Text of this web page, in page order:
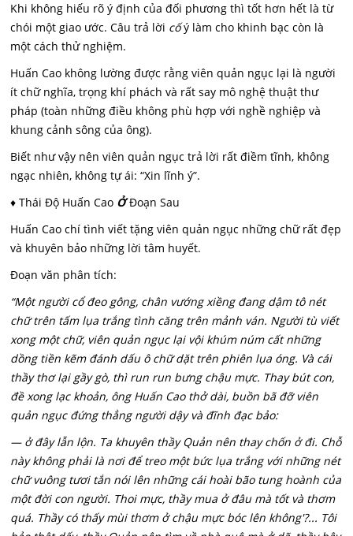
Khi không hiếu rõ ý định của đối phương thì tốt hơn hết là từ
chói một giao ước. Câu trả lời cốý làm cho khinh bạc còn là
một cách thử nghiệm.
Huấn Cao không lường được rằng viên quản ngục lại là người
ít chữ nghĩa, trọng khí phách và rất say mô nghệ thuật thư
pháp (toàn những điều không phù hợp với nghề nghiệp và
khung cảnh sông của ông).
Biết như vậy nên viên quản ngục trả lời rất điềm tĩnh, không
ngạc nhiên, không tự ái: “Xin lĩnh ý”.
♦ Thái Độ Huấn Cao ỞĐoạn Sau
Huấn Cao chí tình viết tặng viên quản ngục những chữ rất đẹp
và khuyên bảo những lời tâm huyết.
Đoạn văn phân tích:
“Một người cổ đeo gông, chân vướng xiềng đang dậm tô nét
chữ trên tấm lụa trắng tình căng trên mảnh ván. Người tù viết
xong một chữ, viên quản ngục lại vội khúm núm cất những
dồng tiền kẽm đánh dấu ô chữ dặt trên phiên lụa óng. Và cái
thầy thơ lại gầy gò, thì run run bưng chậu mực. Thay bút con,
đề xong lạc khoản, ông Huấn Cao thở dài, buồn bã đỡ viên
quản ngục đứng thẳng người dậy và đĩnh đạc bảo:
— ở đây lẫn lộn. Ta khuyên thầy Quản nên thay chốn ở đi. Chỗ
này không phải là nơi để treo một bức lụa trắng với những nét
chữ vuông tươi tắn nói lên những cái hoài bão tung hoành của
một đời con người. Thoi mực, thầy mua ở đâu mà tốt và thơm
quá. Thầy có thấy mùi thơm ở chậu mực bóc lên không'?... Tôi